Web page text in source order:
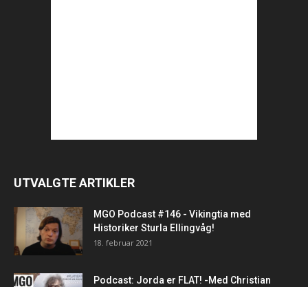
UTVALGTE ARTIKLER
MGO Podcast #146 - Vikingtia med
Historiker Sturla Ellingvåg!
18. februar 2021
Podcast: Jorda er FLAT! -Med Christian